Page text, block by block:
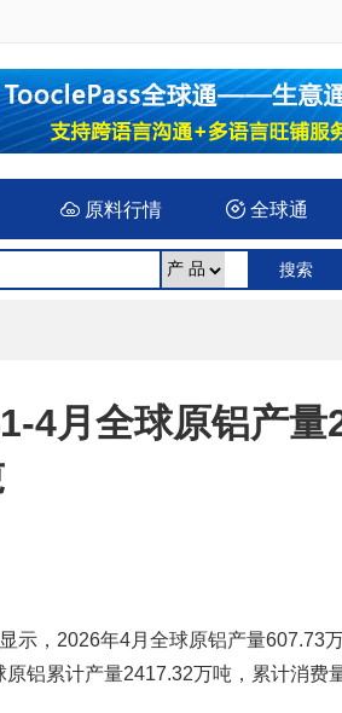
原料行情  全球通
4月全球原铝产量
示，2026年4月全球原铝产量607.73
铝累计产量2417.32万吨，累计消费